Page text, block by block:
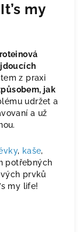
my
jdoucích
z praxi
jak
udržet a
a už
, kaše,
potřebných
prvků
my life!